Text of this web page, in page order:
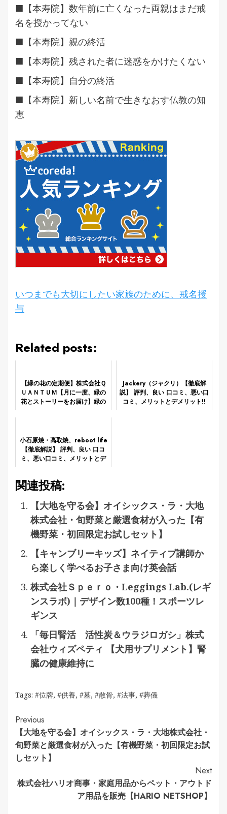
■【本寿院】数年前に亡くなった両親はまだ戒
名を授かってない
■【本寿院】親の終活
■【本寿院】残された者に迷惑をかけたくない
■【本寿院】自分の終活
■【本寿院】新しい名前で生きなおす仏教の知
恵
いつまでも大切にしたい家族のために、戒名授
与
Related posts:
【緑の花の定期便】株式会社Ｑ
ＵＡＮＴＵＭ【月に一度、緑の
花とストーリーをお届け】緑の
Jackery（ジャクリ）【徹底解
説】 評判、良い 口コミ、悪い口
コミ、メリットとデメリット!!
小石原焼・高取焼、reboot life
【徹底解説】 評判、良い 口コ
ミ、悪い口コミ、メリットとデ
関連投稿:
【大地を守る会】オイシックス・ラ・大地
株式会社・旬野菜と厳選食材が入った【有
機野菜・初回限定お試しセット】
【キャンブリーキッズ】ネイティブ講師か
ら楽しく学べるお子さま向け英会話
株式会社Ｓｐｅｒｏ・Leggings Lab.(レギ
ンスラボ)｜デザイン数100種！スポーツレ
ギンス
「毎日腎活 活性炭＆ウラジロガシ」株式
会社ウィズペティ 【犬用サプリメント】腎
臓の健康維持に
Tags: #位牌, #供養, #墓, #散骨, #法事, #葬儀
Continue
Reading
Previous
【大地を守る会】オイシックス・ラ・大地株式会社・
旬野菜と厳選食材が入った【有機野菜・初回限定お試
しセット】
Next
株式会社ハリオ商事・家庭用品からペット・アウトド
ア用品を販売【HARIO NETSHOP】